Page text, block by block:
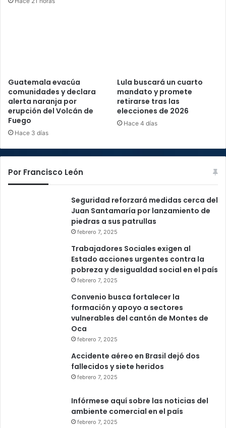
Guatemala evacúa
comunidades y declara
alerta naranja por
erupción del Volcán de
Fuego
Hace 3 días
Lula buscará un cuarto
mandato y promete
retirarse tras las
elecciones de 2026
Hace 4 días
Por Francisco León
Seguridad reforzará medidas cerca del
Juan Santamaría por lanzamiento de
piedras a sus patrullas
febrero 7, 2025
Trabajadores Sociales exigen al
Estado acciones urgentes contra la
pobreza y desigualdad social en el país
febrero 7, 2025
Convenio busca fortalecer la
formación y apoyo a sectores
vulnerables del cantón de Montes de
Oca
febrero 7, 2025
Accidente aéreo en Brasil dejó dos
fallecidos y siete heridos
febrero 7, 2025
Infórmese aquí sobre las noticias del
ambiente comercial en el país
febrero 7, 2025